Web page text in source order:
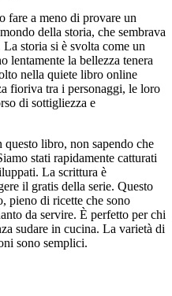
fare a meno di provare un
della storia, che sembrava
storia si è svolta come un
lentamente la bellezza tenera
nella quiete libro online
fioriva tra i personaggi, le loro
di sottigliezza e
libro, non sapendo che
stati rapidamente catturati
La scrittura è
il gratis della serie. Questo
pieno di ricette che sono
da servire. È perfetto per chi
sudare in cucina. La varietà di
sono semplici.